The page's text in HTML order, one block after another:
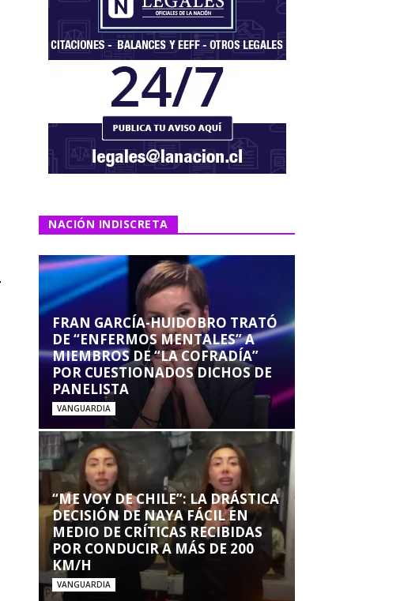
NACIÓN INDISCRETA
FRAN GARCÍA-HUIDOBRO TRATÓ
DE “ENFERMOS MENTALES” A
MIEMBROS DE “LA COFRADÍA”
POR CUESTIONADOS DICHOS DE
PANELISTA
VANGUARDIA
“ME VOY DE CHILE”: LA DRÁSTICA
DECISIÓN DE NAYA FÁCIL EN
MEDIO DE CRÍTICAS RECIBIDAS
POR CONDUCIR A MÁS DE 200
KM/H
VANGUARDIA